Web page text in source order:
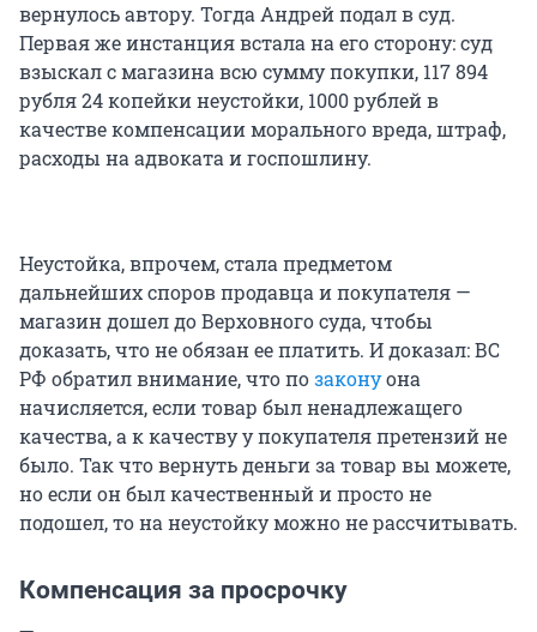
вернулось автору. Тогда Андрей подал в суд.
Первая же инстанция встала на его сторону: суд
взыскал с магазина всю сумму покупки, 117 894
рубля 24 копейки неустойки, 1000 рублей в
качестве компенсации морального вреда, штраф,
расходы на адвоката и госпошлину.
Неустойка, впрочем, стала предметом
дальнейших споров продавца и покупателя —
магазин дошел до Верховного суда, чтобы
доказать, что не обязан ее платить. И доказал: ВС
РФ обратил внимание, что позаконуона
начисляется, если товар был ненадлежащего
качества, а к качеству у покупателя претензий не
было. Так что вернуть деньги за товар вы можете,
но если он был качественный и просто не
подошел, то на неустойку можно не рассчитывать.
Компенсация за просрочку